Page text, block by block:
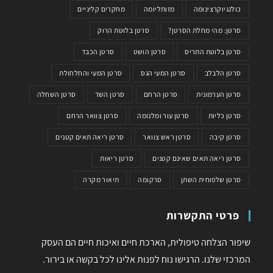
כולנגיוקרצינומה מזותליומה מחקרים קליניים
סרטן: מהי מחלת הסרטן? סרטן בלוטת הרוק
סרטן בלוטת התריס סרטן הושט סרטן הכבד
סרטן הלבלב סרטן המעי הגס סרטן המעי והחלחולת
סרטן הערמונית סרטן הרחם סרטן השד סרטן השחלה
סרטן כליות סרטן עור ומלנומה סרטן צוואר הרחם
סרטן קיבה סרטן ראש צוואר סרטן ריאה תאים קטנים
סרטן ריאה תאים שאינם קטנים סרטן ריאות
סרטן שלפוחית השתן סרקומה תיאור מקרה
פרטי התקשרות
שיפור הצלחה טיפולית, הארכת חיים ואיכות חיים הם העסק
המרכזי שלנו. הרגישו נוח לפנות אלינו לכל בקשה או בירור.